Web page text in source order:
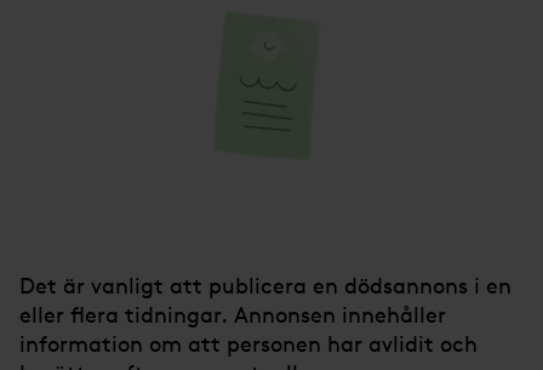
Det är vanligt att publicera en dödsannons i en
eller flera tidningar. Annonsen innehåller
information om att personen har avlidit och